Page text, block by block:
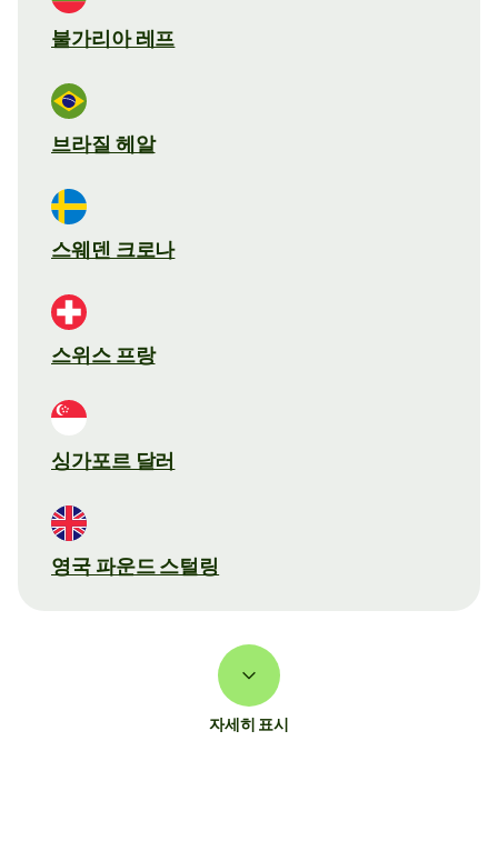
불가리아 레프
브라질 헤알
스웨덴 크로나
스위스 프랑
싱가포르 달러
영국 파운드 스털링
자세히 표시